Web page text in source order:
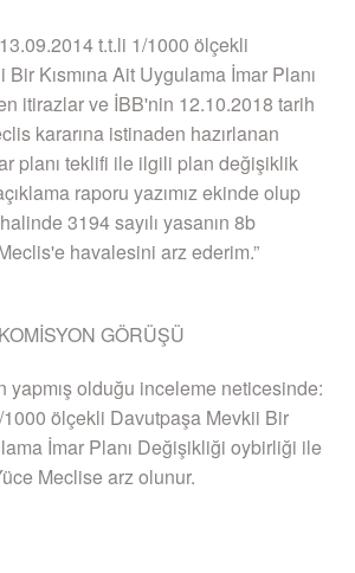
t.t.li 1/1000 ölçekli
Kısmına Ait Uygulama İmar Planı
itirazlar ve İBB'nin 12.10.2018 tarih
kararına istinaden hazırlanan
planı teklifi ile ilgili plan değişiklik
raporu yazımız ekinde olup
3194 sayılı yasanın 8b
havalesini arz ederim.”
KOMİSYON GÖRÜŞÜ
yapmış olduğu inceleme neticesinde:
ölçekli Davutpaşa Mevkii Bir
İmar Planı Değişikliği oybirliği ile
Meclise arz olunur.